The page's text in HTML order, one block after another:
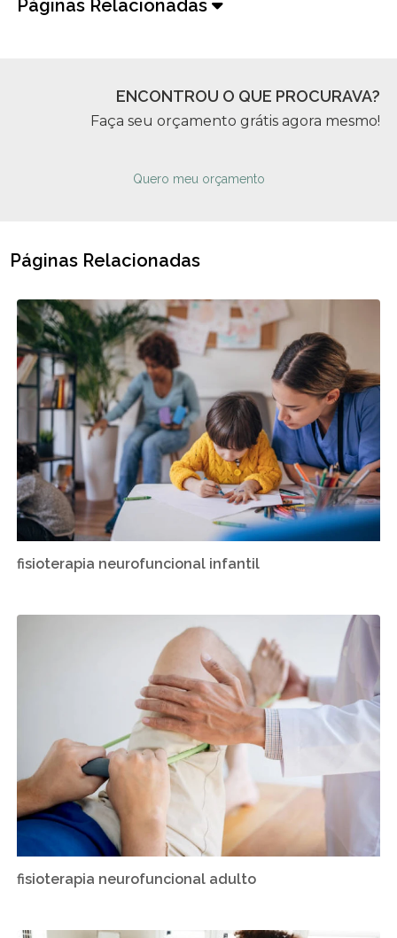
Páginas Relacionadas
ENCONTROU O QUE PROCURAVA?
Faça seu orçamento grátis agora mesmo!
Quero meu orçamento
Páginas Relacionadas
fisioterapia neurofuncional infantil
fisioterapia neurofuncional adulto